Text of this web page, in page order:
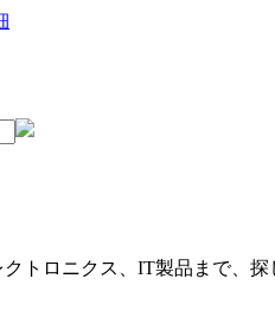
トロニクス、IT製品まで、